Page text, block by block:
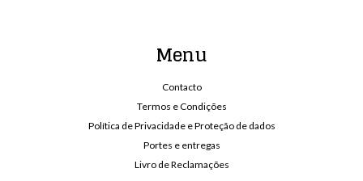
Menu
Contacto
Termos e Condições
Política de Privacidade e Proteção de dados
Portes e entregas
Livro de Reclamações